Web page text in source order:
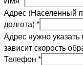
Адрес (Населенный
долгота) *
Адрес нужно указать
зависит скорость
Телефон *